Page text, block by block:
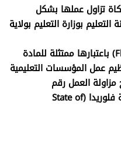
تزاول عملها بشكل
بوزارة التعليم بولاية
عمل المؤسسات التعليمية
مزاولة العمل رقم
(N06000001054) الصادر من ولاية فلوريدا (State of